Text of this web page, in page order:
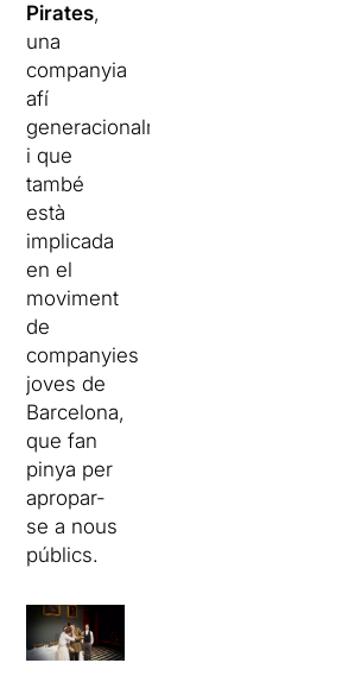
Pirates,
una
companyia
afí
generacionalment
i que
també
està
implicada
en el
moviment
de
companyies
joves de
Barcelona,
que fan
pinya per
apropar-
se a nous
públics.